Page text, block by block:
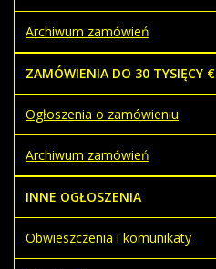
Archiwum zamówień
ZAMÓWIENIA DO 30 TYSIĘCY €
Ogłoszenia o zamówieniu
Archiwum zamówień
INNE OGŁOSZENIA
Obwieszczenia i komunikaty